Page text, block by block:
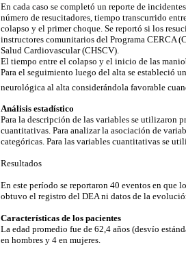
En cada caso se completó un reporte de
número de resucitadores, tiempo transcurrido
colapso y el primer choque. Se reportó si los
instructores comunitarios del Programa CERCA
Salud Cardiovascular (CHSCV).
El tiempo entre el colapso y el inicio de las
Para el seguimiento luego del alta se estableció
neurológica al alta considerándola favorable
Análisis estadístico
Para la descripción de las variables se utilizaron
cuantitativas. Para analizar la asociación de
categóricas. Para las variables cuantitativas se
Resultados
En este período se reportaron 40 eventos en que
obtuvo el registro del DEA ni datos de la
Características de los pacientes
La edad promedio fue de 62,4 años (desvío
en hombres y 4 en mujeres.